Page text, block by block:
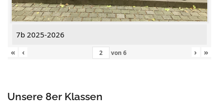
7b 2025-2026
«
‹ von 6 › »
Unsere 8er Klassen